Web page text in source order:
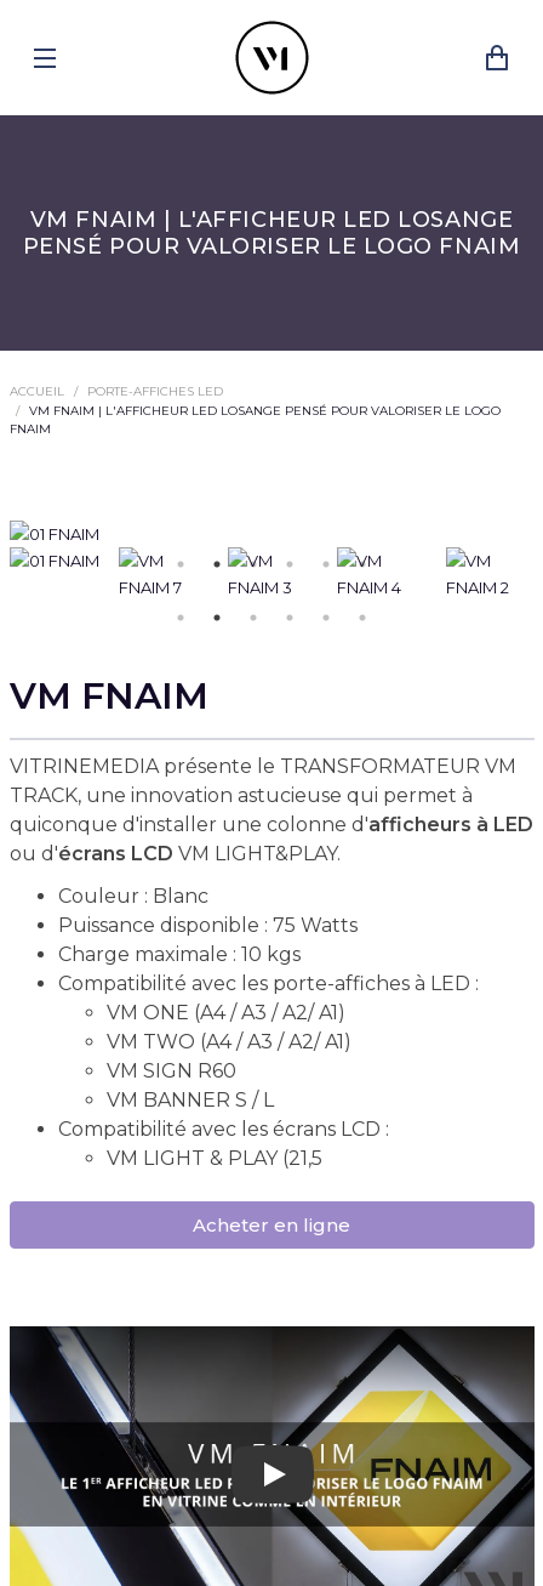
VM FNAIM | L'AFFICHEUR LED LOSANGE
PENSÉ POUR VALORISER LE LOGO FNAIM
ACCUEIL
PORTE-AFFICHES LED
VM FNAIM | L'AFFICHEUR LED LOSANGE PENSÉ POUR VALORISER LE LOGO
FNAIM
VM FNAIM
VITRINEMEDIA présente le TRANSFORMATEUR VM
TRACK, une innovation astucieuse qui permet à
quiconque d'installer une colonne d'afficheurs à LED
ou d'écrans LCD VM LIGHT&PLAY.
Couleur : Blanc
Puissance disponible : 75 Watts
Charge maximale : 10 kgs
Compatibilité avec les porte-affiches à LED :
VM ONE (A4 / A3 / A2/ A1)
VM TWO (A4 / A3 / A2/ A1)
VM SIGN R60
VM BANNER S / L
Compatibilité avec les écrans LCD :
VM LIGHT & PLAY (21,5
Acheter en ligne
Play